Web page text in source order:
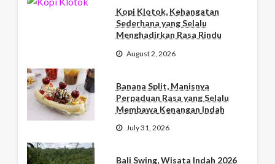
Kopi Klotok, Kehangatan
Sederhana yang Selalu
Menghadirkan Rasa Rindu
August 2, 2026
Banana Split, Manisnya
Perpaduan Rasa yang Selalu
Membawa Kenangan Indah
July 31, 2026
Bali Swing, Wisata Indah 2026